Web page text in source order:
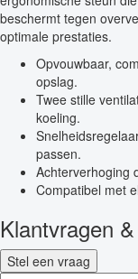
beschermt tegen
optimale prestaties.
Opvouwbaar,
opslag.
Twee stille
koeling.
passen.
Achterverhoging
Compatibel met
Klantvragen
Stel een vraag